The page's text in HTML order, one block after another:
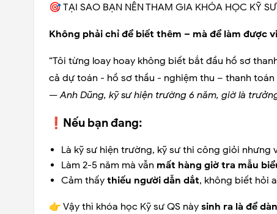
🎯 TẠI SAO BẠN NÊN THAM GIA KHÓA HỌC KỸ
Không phải chỉ để biết thêm – mà để làm
“Tôi từng loay hoay không biết bắt đầu hồ sơ
cả dự toán - hồ sơ thầu - nghiệm thu – thanh
—Anh Dũng, kỹ sư hiện trường 6 năm, giờ là
❗Nếu bạn đang:
Là kỹ sư hiện trường, kỹ sư thi công giỏi nhưng
Làm 2-5 năm mà vẫn mất hàng giờ tra mẫu
Cảm thấy thiếu người dẫn dắt, không biết hỏi
👉 Vậy thì khóa học Kỹ sư QS này sinh ra là để